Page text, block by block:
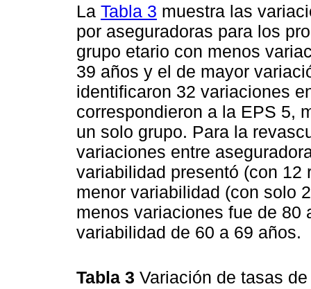
La Tabla 3 muestra las
por aseguradoras para los
grupo etario con menos
39 años y el de mayor
identificaron 32 variaciones
correspondieron a la EPS 5,
un solo grupo. Para la
variaciones entre
variabilidad presentó (con
menor variabilidad (con solo
menos variaciones fue de 80
variabilidad de 60 a 69 años.
Tabla 3 Variación de tasas